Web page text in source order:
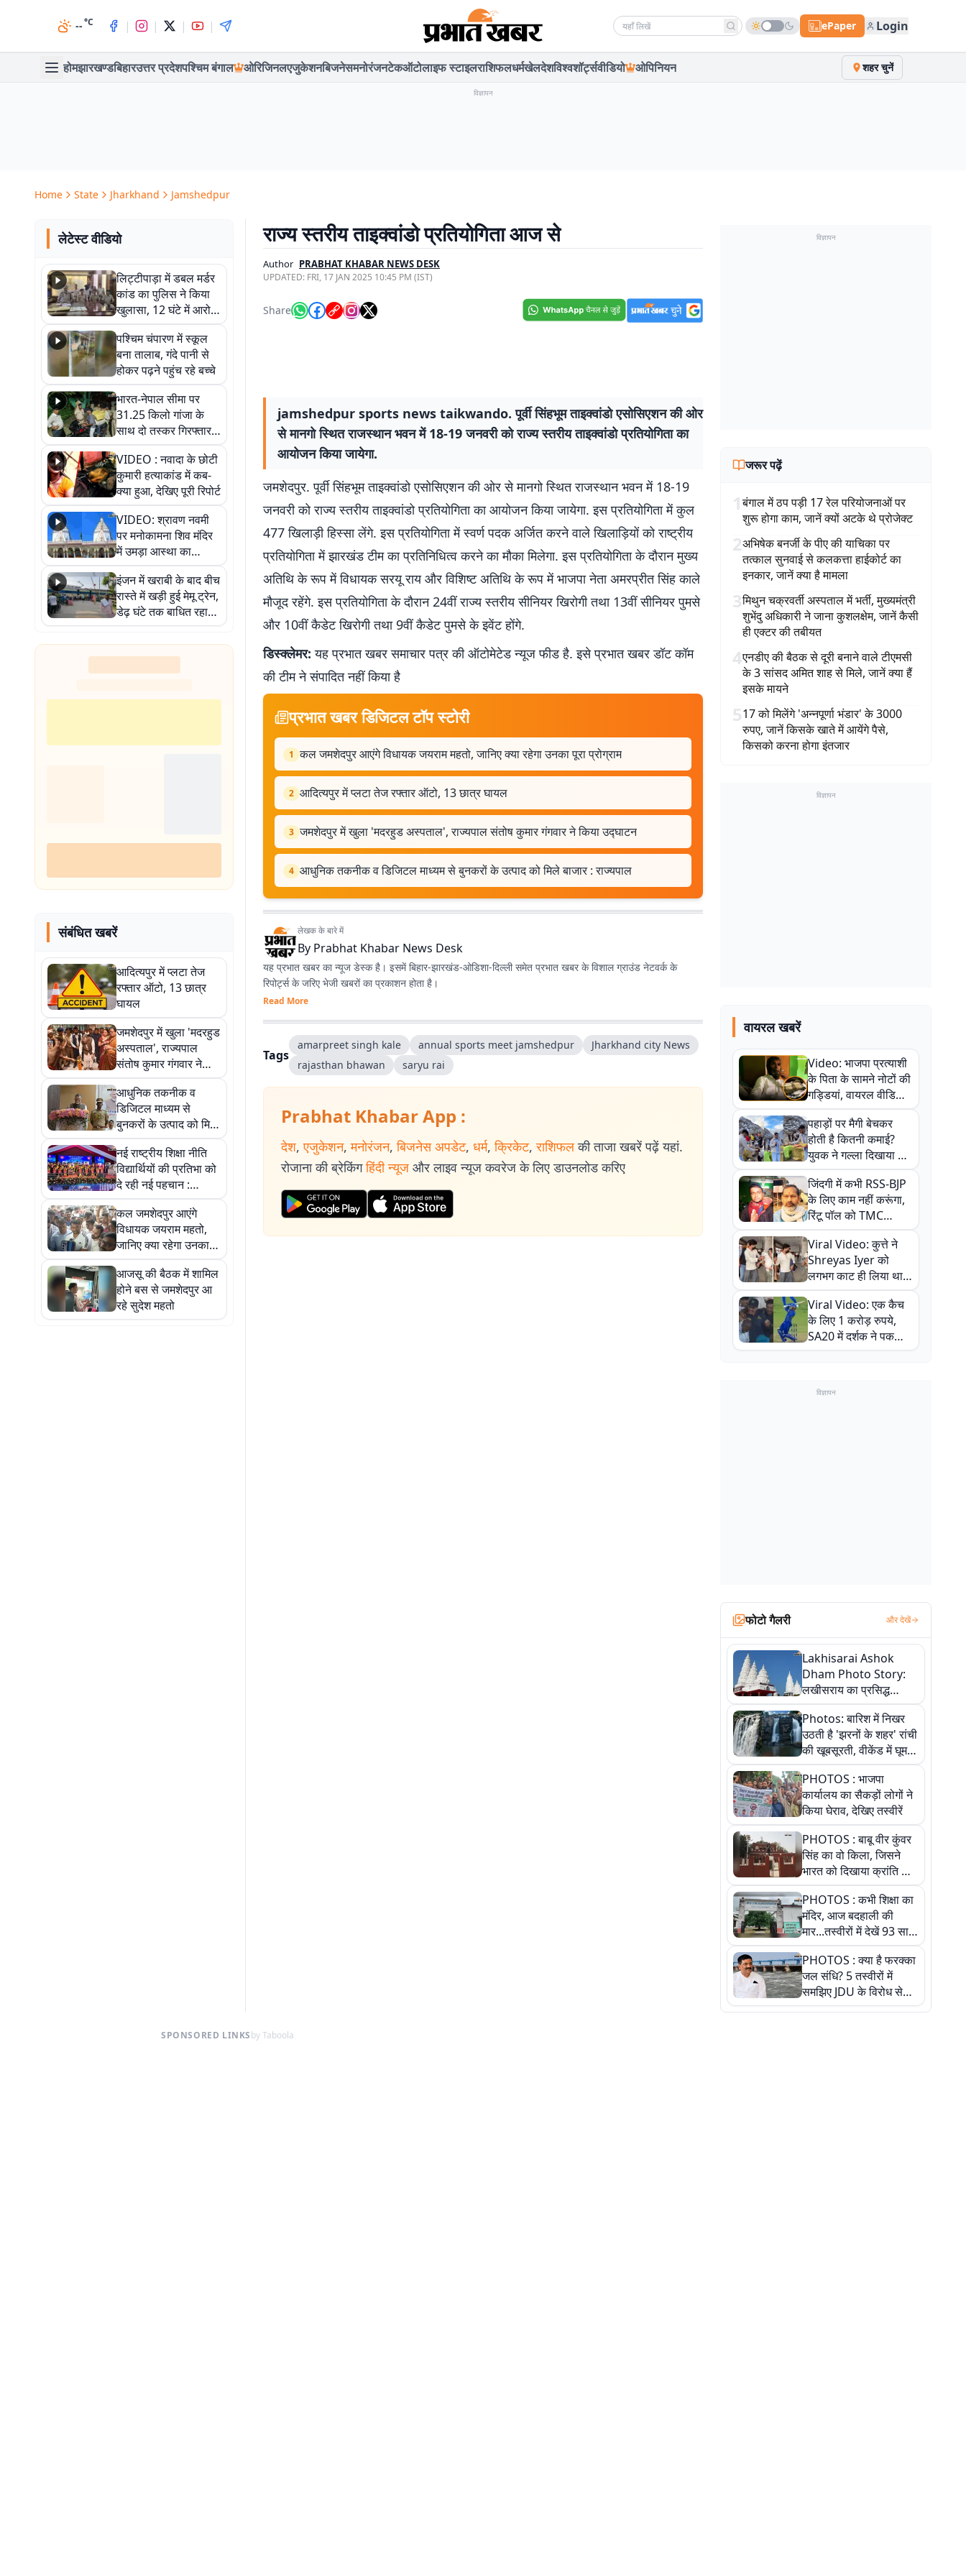
--°C | | | | Search news ePaper Login
होमझारखण्डबिहारउत्तर प्रदेशपश्चिम बंगाल ओरिजिनलएजुकेशनबिजनेसमनोरंजनटेकऑटोलाइफ स्टाइलराशिफलधर्मखेलदेशविश्वशॉर्ट्सवीडियो ओपिनियन शहर चुनें
विज्ञापन
Home State Jharkhand Jamshedpur
लेटेस्ट वीडियो
लिट्टीपाड़ा में डबल मर्डर
कांड का पुलिस ने किया
खुलासा, 12 घंटे में आरोपी
गिरफ्तार
पश्चिम चंपारण में स्कूल
बना तालाब, गंदे पानी से
होकर पढ़ने पहुंच रहे बच्चे
भारत-नेपाल सीमा पर
31.25 किलो गांजा के
साथ दो तस्कर गिरफ्तार,
नेपाली नंबर की बाइक
जब्त
VIDEO : नवादा के छोटी
कुमारी हत्याकांड में कब-
क्या हुआ, देखिए पूरी रिपोर्ट
VIDEO: श्रावण नवमी
पर मनोकामना शिव मंदिर
में उमड़ा आस्था का
सैलाब, हर-हर महादेव के
जयघोष से गूंजा परिसर
इंजन में खराबी के बाद बीच
रास्ते में खड़ी हुई मेमू ट्रेन,
डेढ़ घंटे तक बाधित रहा
आवागमन
संबंधित खबरें
आदित्यपुर में प्लटा तेज
रफ्तार ऑटो, 13 छात्र
घायल
जमशेदपुर में खुला 'मदरहुड
अस्पताल', राज्यपाल
संतोष कुमार गंगवार ने
किया उद्घाटन
आधुनिक तकनीक व
डिजिटल माध्यम से
बुनकरों के उत्पाद को मिले
बाजार : राज्यपाल
नई राष्ट्रीय शिक्षा नीति
विद्यार्थियों की प्रतिभा को
दे रही नई पहचान :
राज्यपाल
कल जमशेदपुर आएंगे
विधायक जयराम महतो,
जानिए क्या रहेगा उनका
पूरा प्रोग्राम
आजसू की बैठक में शामिल
होने बस से जमशेदपुर आ
रहे सुदेश महतो
राज्य स्तरीय ताइक्वांडो प्रतियोगिता आज से
Author PRABHAT KHABAR NEWS DESK
UPDATED: FRI, 17 JAN 2025 10:45 PM (IST)
Share
jamshedpur sports news taikwando. पूर्वी सिंहभूम ताइक्वांडो एसोसिएशन की ओर
से मानगो स्थित राजस्थान भवन में 18-19 जनवरी को राज्य स्तरीय ताइक्वांडो प्रतियोगिता का
आयोजन किया जायेगा.
जमशेदपुर. पूर्वी सिंहभूम ताइक्वांडो एसोसिएशन की ओर से मानगो स्थित राजस्थान भवन में 18-19
जनवरी को राज्य स्तरीय ताइक्वांडो प्रतियोगिता का आयोजन किया जायेगा. इस प्रतियोगिता में कुल
477 खिलाड़ी हिस्सा लेंगे. इस प्रतियोगिता में स्वर्ण पदक अर्जित करने वाले खिलाड़ियों को राष्ट्रीय
प्रतियोगिता में झारखंड टीम का प्रतिनिधित्व करने का मौका मिलेगा. इस प्रतियोगिता के दौरान मुख्य
अतिथि के रूप में विधायक सरयू राय और विशिष्ट अतिथि के रूप में भाजपा नेता अमरप्रीत सिंह काले
मौजूद रहेंगे. इस प्रतियोगिता के दौरान 24वीं राज्य स्तरीय सीनियर खिरोगी तथा 13वीं सीनियर पुमसे
और 10वीं कैडेट खिरोगी तथा 9वीं कैडेट पुमसे के इवेंट होंगे.
डिस्क्लेमर: यह प्रभात खबर समाचार पत्र की ऑटोमेटेड न्यूज फीड है. इसे प्रभात खबर डॉट कॉम
की टीम ने संपादित नहीं किया है
प्रभात खबर डिजिटल टॉप स्टोरी
1 कल जमशेदपुर आएंगे विधायक जयराम महतो, जानिए क्या रहेगा उनका पूरा प्रोग्राम
2 आदित्यपुर में प्लटा तेज रफ्तार ऑटो, 13 छात्र घायल
3 जमशेदपुर में खुला 'मदरहुड अस्पताल', राज्यपाल संतोष कुमार गंगवार ने किया उद्घाटन
4 आधुनिक तकनीक व डिजिटल माध्यम से बुनकरों के उत्पाद को मिले बाजार : राज्यपाल
लेखक के बारे में
By Prabhat Khabar News Desk
यह प्रभात खबर का न्यूज डेस्क है। इसमें बिहार-झारखंड-ओडिशा-दिल्‍ली समेत प्रभात खबर के विशाल ग्राउंड नेटवर्क के
रिपोर्ट्स के जरिए भेजी खबरों का प्रकाशन होता है।
Read More
Tags
amarpreet singh kale annual sports meet jamshedpur
Jharkhand city News
rajasthan bhawan
saryu rai
Prabhat Khabar App :
देश, एजुकेशन, मनोरंजन, बिजनेस अपडेट, धर्म, क्रिकेट, राशिफल की ताजा खबरें पढ़ें यहां.
रोजाना की ब्रेकिंग हिंदी न्यूज और लाइव न्यूज कवरेज के लिए डाउनलोड करिए
विज्ञापन
जरूर पढ़ें
1बंगाल में ठप पड़ी 17 रेल परियोजनाओं पर
शुरू होगा काम, जानें क्यों अटके थे प्रोजेक्ट
2अभिषेक बनर्जी के पीए की याचिका पर
तत्काल सुनवाई से कलकत्ता हाईकोर्ट का
इनकार, जानें क्या है मामला
3मिथुन चक्रवर्ती अस्पताल में भर्ती, मुख्यमंत्री
शुभेंदु अधिकारी ने जाना कुशलक्षेम, जानें कैसी
ही एक्टर की तबीयत
4एनडीए की बैठक से दूरी बनाने वाले टीएमसी
के 3 सांसद अमित शाह से मिले, जानें क्या हैं
इसके मायने
517 को मिलेंगे 'अन्नपूर्णा भंडार' के 3000
रुपए, जानें किसके खाते में आयेंगे पैसे,
किसको करना होगा इंतजार
विज्ञापन
वायरल खबरें
Video: भाजपा प्रत्याशी
के पिता के सामने नोटों की
गड्डियां, वायरल वीडियो
से राजनीति में उबाल,
अजित महतो बोले- TMC
की गंदी चाल
पहाड़ों पर मैगी बेचकर
होती है कितनी कमाई?
युवक ने गल्ला दिखाया तो
नौकरी वालों के खड़े हो गए
कान
जिंदगी में कभी RSS-BJP
के लिए काम नहीं करूंगा,
रिंटू पॉल को TMC
ऑफिस में ले जाकर पीटा,
Video वायरल
Viral Video: कुत्ते ने
Shreyas Iyer को
लगभग काट ही लिया था,
न्यूजीलैंड सीरीज से पहले
बाल-बाल बचे
Viral Video: एक कैच
के लिए 1 करोड़ रुपये,
SA20 में दर्शक ने पकड़ा
एक हाथ से गजब का कैच
विज्ञापन
फोटो गैलरी और देखें
Lakhisarai Ashok
Dham Photo Story:
लखीसराय का प्रसिद्ध
अशोक धाम—आस्था,
श्रृंगार, अनुष्ठान और
अलौकिक संध्या आरती के
विहंगम दृश्य
Photos: बारिश में निखर
उठती है 'झरनों के शहर' रांची
की खूबसूरती, वीकेंड में घूम
आएं ये 5 वादियां
PHOTOS : भाजपा
कार्यालय का सैकड़ों लोगों ने
किया घेराव, देखिए तस्वीरें
PHOTOS : बाबू वीर कुंवर
सिंह का वो किला, जिसने
भारत को दिखाया क्रांति का
रास्ता: तस्वीरों में देखिए
PHOTOS : कभी शिक्षा का
मंदिर, आज बदहाली की
मार...तस्वीरों में देखें 93 साल
पुराने इस हाई स्कूल की
हकीकत
PHOTOS : क्या है फरक्का
जल संधि? 5 तस्वीरों में
समझिए JDU के विरोध से
लेकर बिहार पर असर तक
SPONSORED LINKSby Taboola